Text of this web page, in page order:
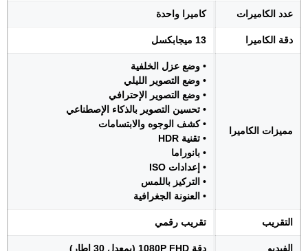
عدد الكاميرات كاميرا واحدة
دقة الكاميرا 13 ميجابكسل
مميزات الكاميرا
• وضع عزل الخلفية
• وضع التصوير الليلي
• وضع التصوير الإحترافي
• تحسين التصوير بالذكاء الإصطناعي
• كشف الوجوه والابتسامات
• تقنية HDR
• بانوراما
• إعدادات ISO
• التركيز باللمس
• العنونة الجغرافية
التقريب تقريب رقمي
الفيديو دقة 1080P FHD (بمعدل 30 إطار)